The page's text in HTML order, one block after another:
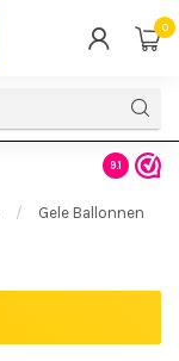
0
Gratis
9.1
/ Gele Ballonnen